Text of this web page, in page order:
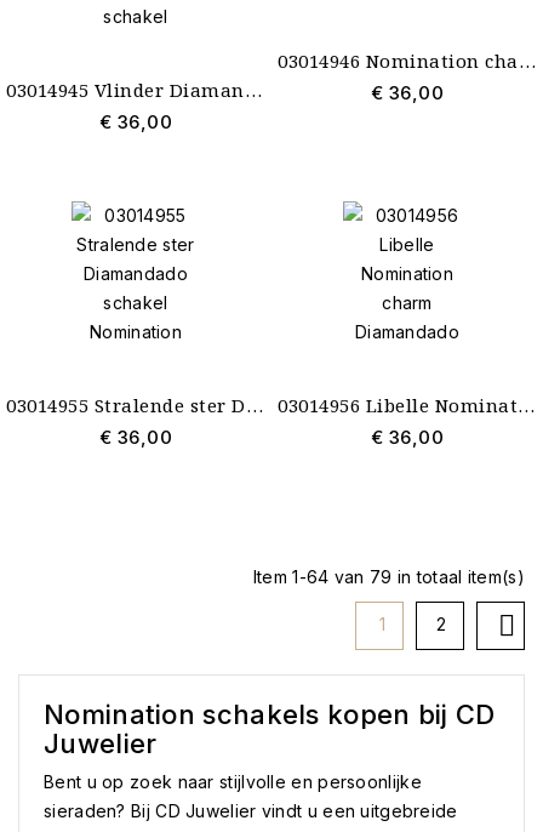
03014945 Vlinder Diamandado Nomination schakel
€ 36,00
03014946 Nomination charm engel Diamandado
€ 36,00
03014955 Stralende ster Diamandado schakel Nomination
€ 36,00
03014956 Libelle Nomination charm Diamandado
€ 36,00
Item 1-64 van 79 in totaal item(s)
1 2 
Nomination schakels kopen bij CD
Juwelier
Bent u op zoek naar stijlvolle en persoonlijke
sieraden? Bij CD Juwelier vindt u een uitgebreide